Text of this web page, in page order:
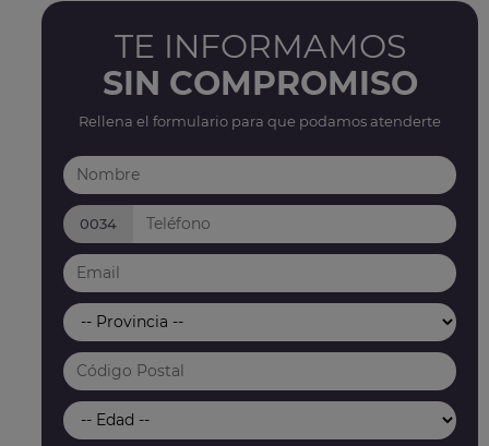
TE INFORMAMOS
SIN COMPROMISO
Rellena el formulario para que podamos atenderte
0034